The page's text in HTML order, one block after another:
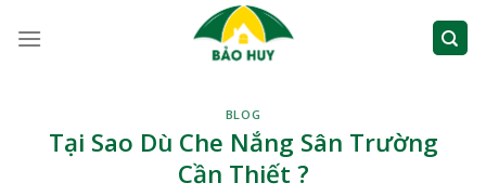
BLOG
Tại Sao Dù Che Nắng Sân Trường
Cần Thiết ?